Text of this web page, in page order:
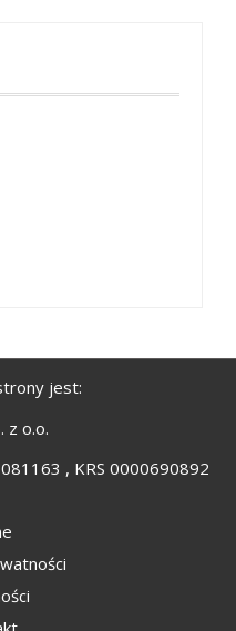
jest:
z o.o.
, KRS 0000690892